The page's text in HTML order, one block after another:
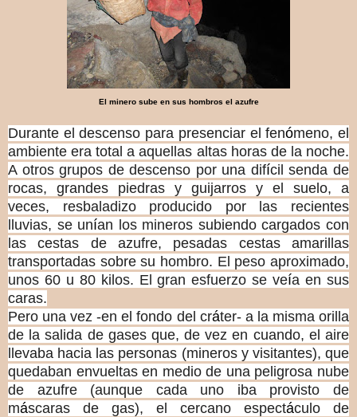
El minero sube en sus hombros el azufre
Durante el descenso para presenciar el fenómeno, el
ambiente era total a aquellas altas horas de la noche.
A otros grupos de descenso por una difícil senda de
rocas, grandes piedras y guijarros y el suelo, a
veces, resbaladizo producido por las recientes
lluvias, se unían los mineros subiendo cargados con
las cestas de azufre, pesadas cestas amarillas
transportadas sobre su hombro. El peso aproximado,
unos 60 u 80 kilos. El gran esfuerzo se veía en sus
caras.
Pero una vez-en el fondo del cráter-a la misma orilla
de la salida de gases que, de vez en cuando, el aire
llevaba hacia las personas (mineros y visitantes), que
quedaban envueltas en medio de una peligrosa nube
de azufre (aunque cada uno iba provisto de
máscaras de gas), el cercano espectáculo de